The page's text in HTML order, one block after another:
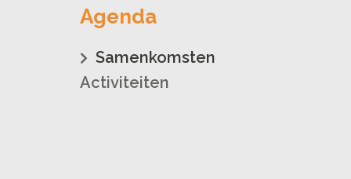
Agenda
Samenkomsten
Activiteiten